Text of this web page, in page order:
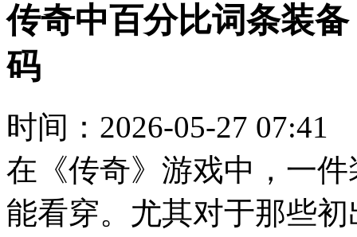
传奇中百分比词条装
码
时间： 2026-05-27 07:41
在《传奇》游戏中，一
能看穿。尤其对于那些